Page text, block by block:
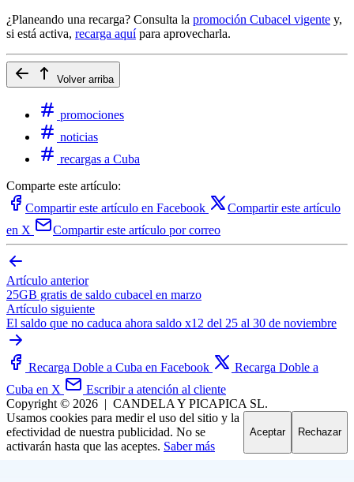
¿Planeando una recarga? Consulta la promoción Cubacel vigente y,
si está activa, recarga aquípara aprovecharla.
Volver arriba
promociones
noticias
recargas a Cuba
Comparte este artículo:
Compartir este artículo en Facebook
Compartir este artículo
en X
Compartir este artículo por correo
Artículo anterior
25GB gratis de saldo cubacel en marzo
Artículo siguiente
El saldo que no caduca ahora saldo x12 del 25 al 30 de noviembre
Recarga Doble a Cuba en Facebook
Recarga Doble a
Cuba en X
Escribir a atención al cliente
Copyright © 2026 | CANDELA Y PICAPICA SL.
Usamos cookies para medir el uso del sitio y la
efectividad de nuestra publicidad. No se
activarán hasta que las aceptes. Saber más
Aceptar Rechazar